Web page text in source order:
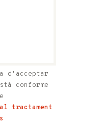
d'acceptar
conforme
tractament